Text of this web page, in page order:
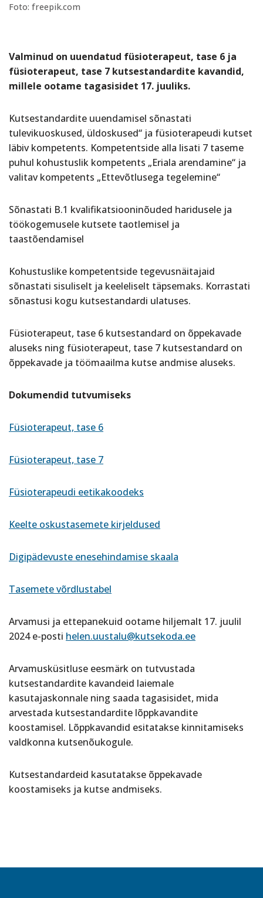
Foto: freepik.com
Valminud on uuendatud füsioterapeut, tase 6 ja
füsioterapeut, tase 7 kutsestandardite kavandid,
millele ootame tagasisidet 17. juuliks.
Kutsestandardite uuendamisel sõnastati
tulevikuoskused, üldoskused“ ja füsioterapeudi kutset
läbiv kompetents. Kompetentside alla lisati 7 taseme
puhul kohustuslik kompetents „Eriala arendamine“ ja
valitav kompetents „Ettevõtlusega tegelemine“
Sõnastati B.1 kvalifikatsiooninõuded haridusele ja
töökogemusele kutsete taotlemisel ja
taastõendamisel
Kohustuslike kompetentside tegevusnäitajaid
sõnastati sisuliselt ja keeleliselt täpsemaks. Korrastati
sõnastusi kogu kutsestandardi ulatuses.
Füsioterapeut, tase 6 kutsestandard on õppekavade
aluseks ning füsioterapeut, tase 7 kutsestandard on
õppekavade ja töömaailma kutse andmise aluseks.
Dokumendid tutvumiseks
Füsioterapeut, tase 6
Füsioterapeut, tase 7
Füsioterapeudi eetikakoodeks
Keelte oskustasemete kirjeldused
Digipädevuste enesehindamise skaala
Tasemete võrdlustabel
Arvamusi ja ettepanekuid ootame hiljemalt 17. juulil
2024 e-posti helen.uustalu@kutsekoda.ee
Arvamusküsitluse eesmärk on tutvustada
kutsestandardite kavandeid laiemale
kasutajaskonnale ning saada tagasisidet, mida
arvestada kutsestandardite lõppkavandite
koostamisel. Lõppkavandid esitatakse kinnitamiseks
valdkonna kutsenõukogule.
Kutsestandardeid kasutatakse õppekavade
koostamiseks ja kutse andmiseks.